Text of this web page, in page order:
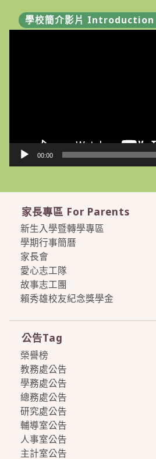
學校簡介影片 Introduction
00:00
家長專區 For Parents
新生入學暨轉學專區
學期行事簡曆
家長會
愛心志工隊
故事志工團
賴秀雄校友紀念獎學金
公告Tag
榮譽榜
教務處公告
學務處公告
總務處公告
研究處公告
輔導室公告
人事室公告
主計室公告